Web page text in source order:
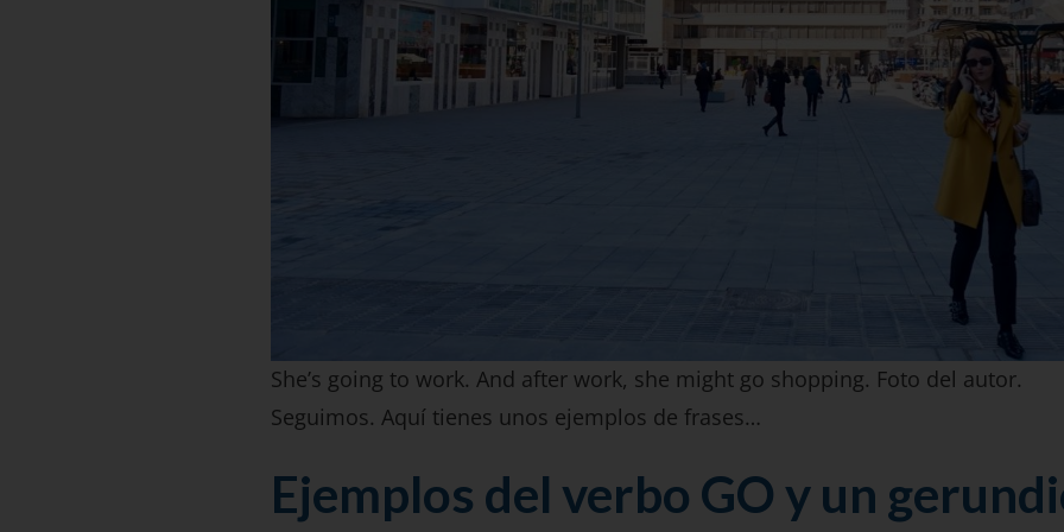
She’s going to work. And after work, she might go shopping. Foto del autor.
Seguimos. Aquí tienes unos ejemplos de frases…
Ejemplos del verbo GO y un